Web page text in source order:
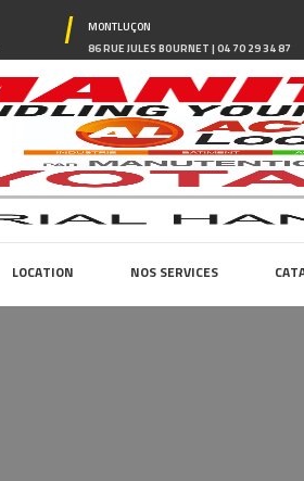
MONTLUÇON
86 RUE JULES BOURNET | 04 70 29 34 87
LOCATION NOS SERVICES